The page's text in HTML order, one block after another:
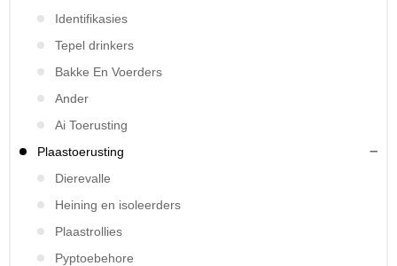
Identifikasies
Tepel drinkers
Bakke En Voerders
Ander
Ai Toerusting
Plaastoerusting
Dierevalle
Heining en isoleerders
Plaastrollies
Pyptoebehore